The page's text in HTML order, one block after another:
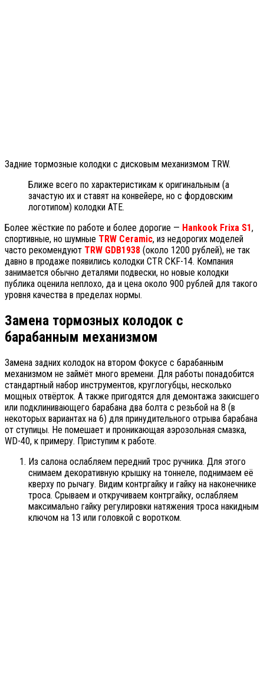
Задние тормозные колодки с дисковым механизмом TRW.
Ближе всего по характеристикам к оригинальным (а
зачастую их и ставят на конвейере, но с фордовским
логотипом) колодки АТЕ.
Более жёсткие по работе и более дорогие — Hankook Frixa S1,
спортивные, но шумные TRW Ceramic, из недорогих моделей
часто рекомендуют TRW GDB1938 (около 1200 рублей), не так
давно в продаже появились колодки CTR CKF-14. Компания
занимается обычно деталями подвески, но новые колодки
публика оценила неплохо, да и цена около 900 рублей для такого
уровня качества в пределах нормы.
Замена тормозных колодок с
барабанным механизмом
Замена задних колодок на втором Фокусе с барабанным
механизмом не займёт много времени. Для работы понадобится
стандартный набор инструментов, круглогубцы, несколько
мощных отвёрток. А также пригодятся для демонтажа закисшего
или подклинивающего барабана два болта с резьбой на 8 (в
некоторых вариантах на 6) для принудительного отрыва барабана
от ступицы. Не помешает и проникающая аэрозольная смазка,
WD-40, к примеру. Приступим к работе.
Из салона ослабляем передний трос ручника. Для этого
снимаем декоративную крышку на тоннеле, поднимаем её
кверху по рычагу. Видим контргайку и гайку на наконечнике
троса. Срываем и откручиваем контргайку, ослабляем
максимально гайку регулировки натяжения троса накидным
ключом на 13 или головкой с воротком.